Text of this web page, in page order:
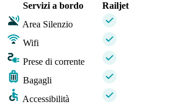
Servizi a bordo
Railjet
Area Silenzio
Wifi
Prese di corrente
Bagagli
Accessibilità